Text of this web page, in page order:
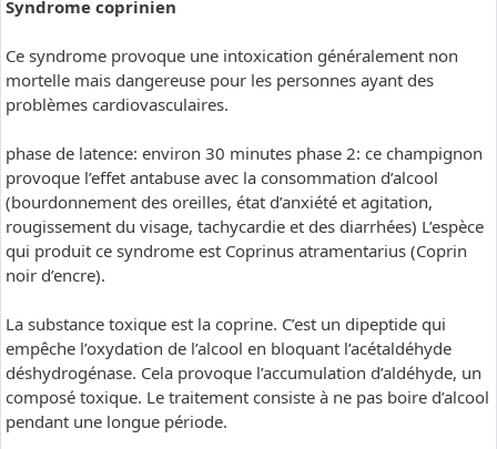
Syndrome coprinien
Ce syndrome provoque une intoxication généralement non
mortelle mais dangereuse pour les personnes ayant des
problèmes cardiovasculaires.
phase de latence: environ 30 minutes phase 2: ce champignon
provoque l’effet antabuse avec la consommation d’alcool
(bourdonnement des oreilles, état d’anxiété et agitation,
rougissement du visage, tachycardie et des diarrhées) L’espèce
qui produit ce syndrome est Coprinus atramentarius (Coprin
noir d’encre).
La substance toxique est la coprine. C’est un dipeptide qui
empêche l’oxydation de l’alcool en bloquant l’acétaldéhyde
déshydrogénase. Cela provoque l’accumulation d’aldéhyde, un
composé toxique. Le traitement consiste à ne pas boire d’alcool
pendant une longue période.